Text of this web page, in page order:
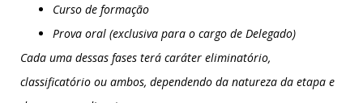
Curso de formação
Prova oral (exclusiva para o cargo de Delegado)
Cada uma dessas fases terá caráter eliminatório,
classificatório ou ambos, dependendo da natureza da etapa e